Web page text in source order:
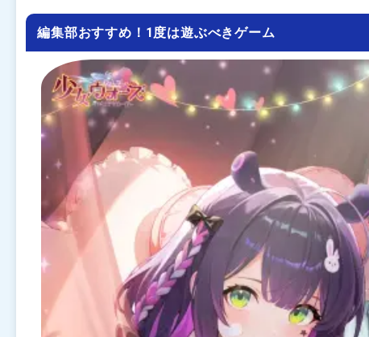
編集部おすすめ！1度は遊ぶべきゲーム